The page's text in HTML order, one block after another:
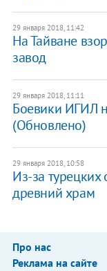
29 января 2018, 11:42
На Тайване
завод
29 января 2018, 11:11
Боевики ИГИЛ
(Обновлено)
29 января 2018, 10:58
Из-за турецких
древний храм
Про нас
Реклама на сайте